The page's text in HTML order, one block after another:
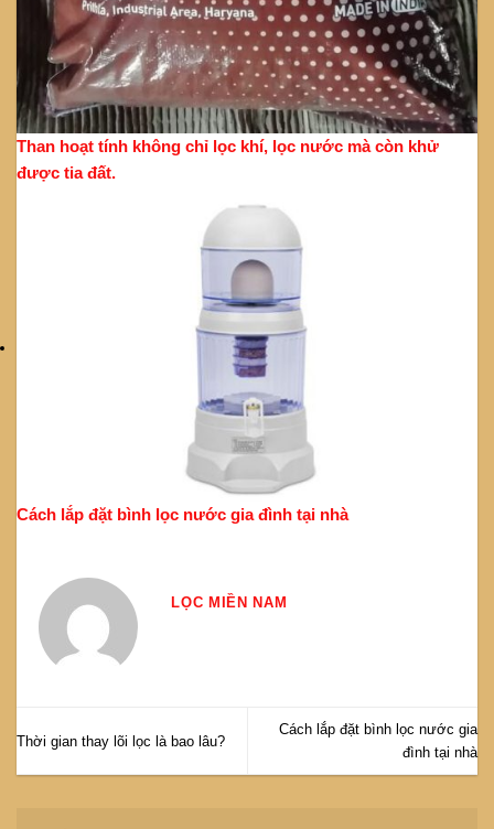
Than hoạt tính không chỉ lọc khí, lọc nước mà còn khử
được tia đất.
Cách lắp đặt bình lọc nước gia đình tại nhà
LỌC MIỀN NAM
Thời gian thay lõi lọc là bao lâu?
Cách lắp đặt bình lọc nước gia
đình tại nhà